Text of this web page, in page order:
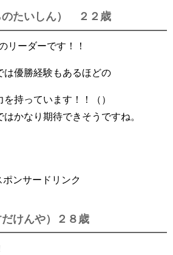
のたいしん） ２２歳
リーダーです！！
は優勝経験もあるほどの
持っています！！（）
かなり期待できそうですね。
ポンサードリンク
けんや）２８歳